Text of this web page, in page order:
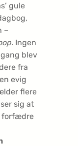
gule
–
. Ingen
blev
fra
evig
flere
sig at
forfædre